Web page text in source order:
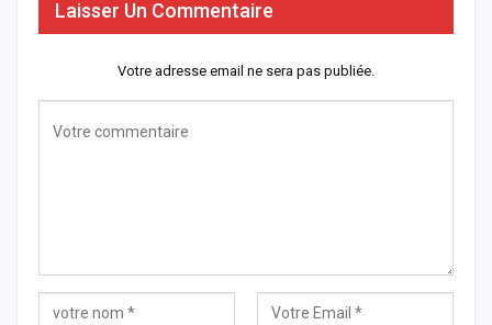
Laisser Un Commentaire
Votre adresse email ne sera pas publiée.